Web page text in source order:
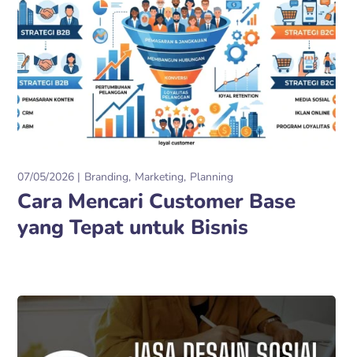
07/05/2026 Branding Marketing Planning
Cara Mencari Customer Base
yang Tepat untuk Bisnis